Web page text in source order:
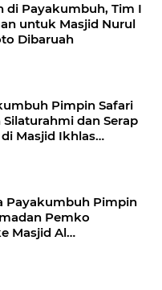
di Payakumbuh, Tim I
untuk Masjid Nurul
Dibaruah
Pimpin Safari
Silaturahmi dan Serap
Masjid Ikhlas
Payakumbuh Pimpin
Pemko
Masjid Al